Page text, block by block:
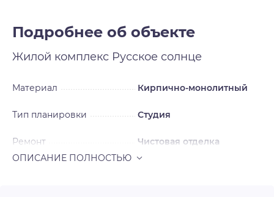
русских исторических стилей в нашем
времени. Источниками вдохновения для
архитекторов послужили русский и неорусский
искусстве, существовавшие в нашей стране в
революцией на пике развития. Смотреть на
включать шесть домов, каждый из которых
уникален, каждый — произведение
Подробнее об объекте
Жилой комплекс Русское солнце
Материал Кирпично-монолитный
Тип планировки Студия
Ремонт Чистовая отделка